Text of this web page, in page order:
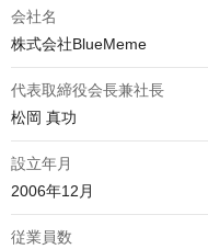
会社名
株式会社BlueMeme
代表取締役会長兼社長
松岡 真功
設立年月
2006年12月
従業員数